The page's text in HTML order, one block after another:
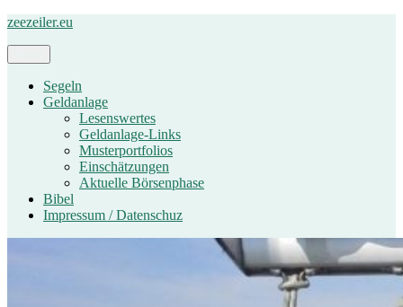
Zum
zeezeiler.eu
Segeln
Geldanlage
Lesenswertes
Geldanlage-Links
Musterportfolios
Einschätzungen
Aktuelle Börsenphase
Bibel
Impressum / Datenschuz